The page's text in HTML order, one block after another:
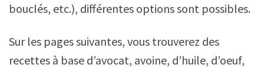
bouclés, etc.), différentes options sont possibles.
Sur les pages suivantes, vous trouverez des
recettes à base d’avocat, avoine, d’huile, d’oeuf,